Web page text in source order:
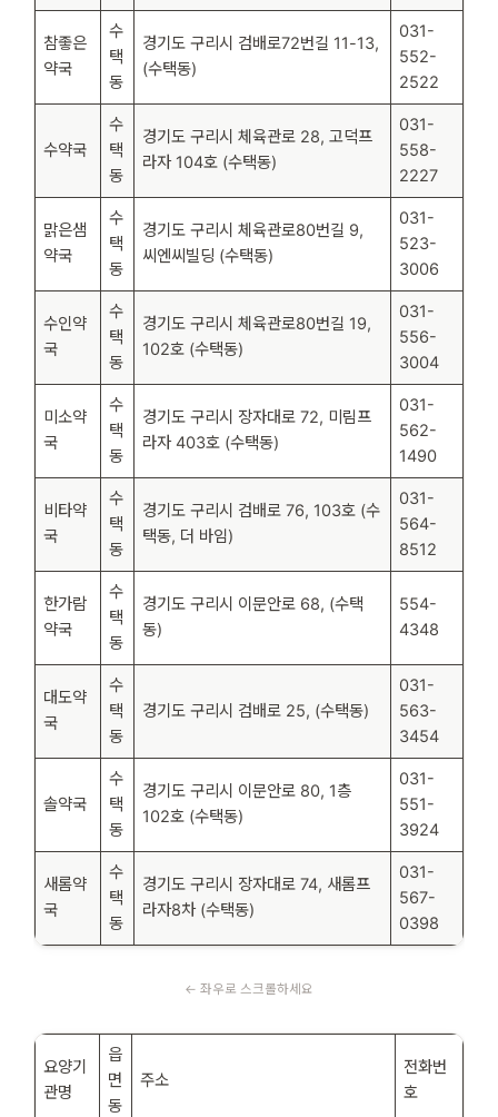
참좋은
약국
수
택
동
경기도 구리시 검배로72번길 11-13,
(수택동)
031-
552-
2522
수약국
수
택
동
경기도 구리시 체육관로 28, 고덕프
라자 104호 (수택동)
031-
558-
2227
맑은샘
약국
수
택
동
경기도 구리시 체육관로80번길 9,
씨엔씨빌딩 (수택동)
031-
523-
3006
수인약
국
수
택
동
경기도 구리시 체육관로80번길 19,
102호 (수택동)
031-
556-
3004
미소약
국
수
택
동
경기도 구리시 장자대로 72, 미림프
라자 403호 (수택동)
031-
562-
1490
비타약
국
수
택
동
경기도 구리시 검배로 76, 103호 (수
택동, 더 바임)
031-
564-
8512
한가람
약국
수
택
동
경기도 구리시 이문안로 68, (수택
동)
554-
4348
대도약
국
수
택
동
경기도 구리시 검배로 25, (수택동)
031-
563-
3454
솔약국
수
택
동
경기도 구리시 이문안로 80, 1층
102호 (수택동)
031-
551-
3924
새롬약
국
수
택
동
경기도 구리시 장자대로 74, 새롬프
라자8차 (수택동)
031-
567-
0398
요양기
관명
읍
면
동
주소
전화번
호